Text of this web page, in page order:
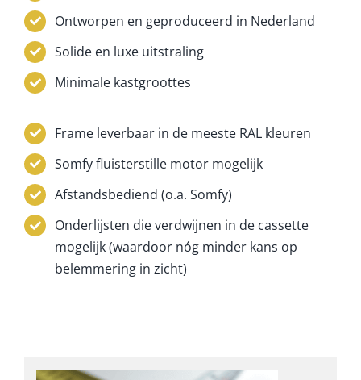
Ontworpen en geproduceerd in Nederland
Solide en luxe uitstraling
Minimale kastgroottes
Frame leverbaar in de meeste RAL kleuren
Somfy fluisterstille motor mogelijk
Afstandsbediend (o.a. Somfy)
Onderlijsten die verdwijnen in de cassette
mogelijk (waardoor nóg minder kans op
belemmering in zicht)